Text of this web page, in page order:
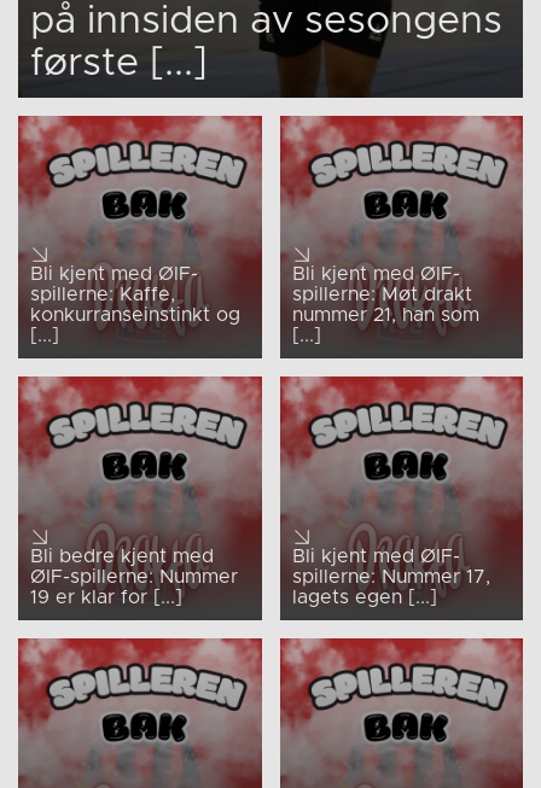
på innsiden av sesongens
første [...]
Bli kjent med ØIF-
spillerne: Kaffe,
konkurranseinstinkt og
[...]
Bli kjent med ØIF-
spillerne: Møt drakt
nummer 21, han som
[...]
Bli bedre kjent med
ØIF-spillerne: Nummer
19 er klar for [...]
Bli kjent med ØIF-
spillerne: Nummer 17,
lagets egen [...]